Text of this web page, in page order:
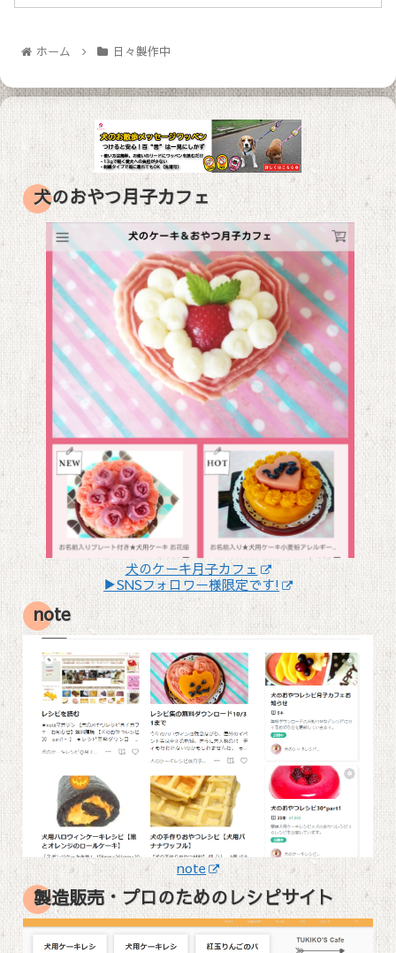
ホーム 日々製作中
犬のおやつ月子カフェ
犬のケーキ月子カフェ
▶SNSフォロワー様限定です!
note
note
製造販売・プロのためのレシピサイト